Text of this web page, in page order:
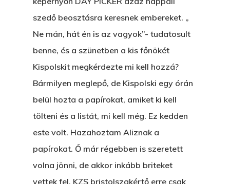
szedő beosztásra keresnek embereket. „
Ne mán, hát én is az vagyok”- tudatosult
benne, és a szünetben a kis főnökét
Kispolskit megkérdezte mi kell hozzá?
Bármilyen meglepő, de Kispolski egy órán
belül hozta a papírokat, amiket ki kell
tölteni és a listát, mi kell még. Ez kedden
este volt. Hazahoztam Aliznak a
papírokat. Ő már régebben is szeretett
volna jönni, de akkor inkább briteket
vettek fel. KZS bristolszakértő erre csak